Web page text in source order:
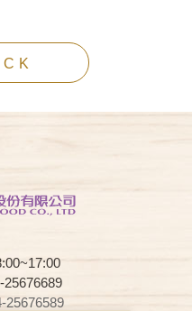
25676589